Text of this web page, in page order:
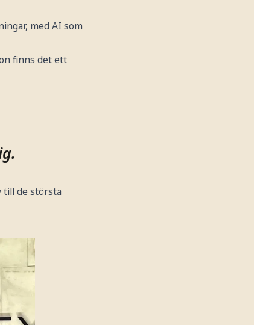
med AI som
finns det ett
till de största